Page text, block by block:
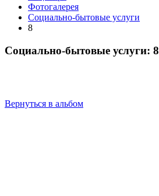
Фотогалерея
Социально-бытовые услуги
8
Социально-бытовые услуги: 8
Вернуться в альбом